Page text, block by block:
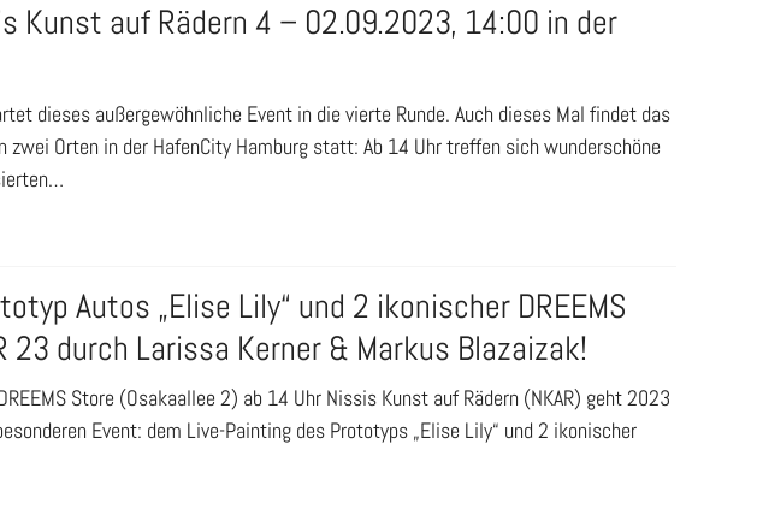
Kunst auf Rädern 4 – 02.09.2023, 14:00 in der
dieses außergewöhnliche Event in die vierte Runde. Auch dieses Mal findet das
zwei Orten in der HafenCity Hamburg statt: Ab 14 Uhr treffen sich wunderschöne
Autos „Elise Lily“ und 2 ikonischer DREEMS
23 durch Larissa Kerner & Markus Blazaizak!
Store (Osakaallee 2) ab 14 Uhr Nissis Kunst auf Rädern (NKAR) geht 2023
Event: dem Live-Painting des Prototyps „Elise Lily“ und 2 ikonischer